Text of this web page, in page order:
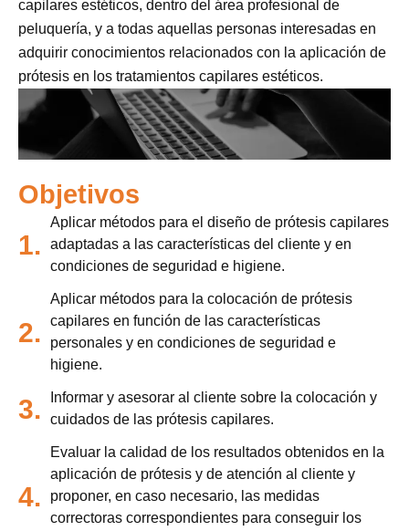
capilares estéticos, dentro del área profesional de
peluquería, y a todas aquellas personas interesadas en
adquirir conocimientos relacionados con la aplicación de
prótesis en los tratamientos capilares estéticos.
Objetivos
1.
Aplicar métodos para el diseño de prótesis capilares
adaptadas a las características del cliente y en
condiciones de seguridad e higiene.
2.
Aplicar métodos para la colocación de prótesis
capilares en función de las características
personales y en condiciones de seguridad e
higiene.
3.
Informar y asesorar al cliente sobre la colocación y
cuidados de las prótesis capilares.
4.
Evaluar la calidad de los resultados obtenidos en la
aplicación de prótesis y de atención al cliente y
proponer, en caso necesario, las medidas
correctoras correspondientes para conseguir los